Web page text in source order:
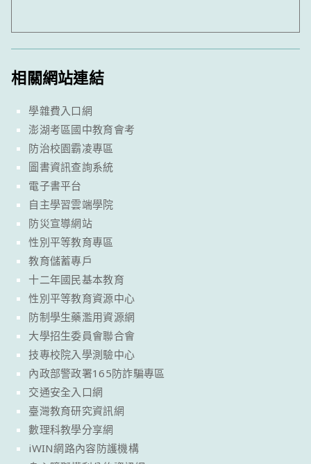
相關網站連結
學雜費入口網
澎湖考區國中教育會考
防治校園霸凌專區
圖書資訊查詢系統
電子書平台
自主學習雲端學院
防災宣導網站
性別平等教育專區
教育儲蓄專戶
十二年國民基本教育
性別平等教育資源中心
防制學生藥濫用資源網
大學招生委員會聯合會
技專校院入學測驗中心
內政部警政署165防詐騙專區
交通安全入口網
臺灣教育研究資訊網
數理科教學分享網
iWIN網路內容防護機構